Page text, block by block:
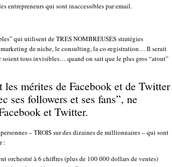
entrepreneurs qui sont inaccessibles par email.
qui utilisent de TRES NOMBREUSES stratégies
de niche, le consulting, la co-registration… Il serait
tous invisibles… quand on sait que le plus gros “atout”
mérites de Facebook et de Twitter
ses followers et ses fans”, ne
et Twitter.
– TROIS sur des dizaines de millionnaires – qui sont
:
orchestré à 6 chiffres (plus de 100 000 dollars de ventes)